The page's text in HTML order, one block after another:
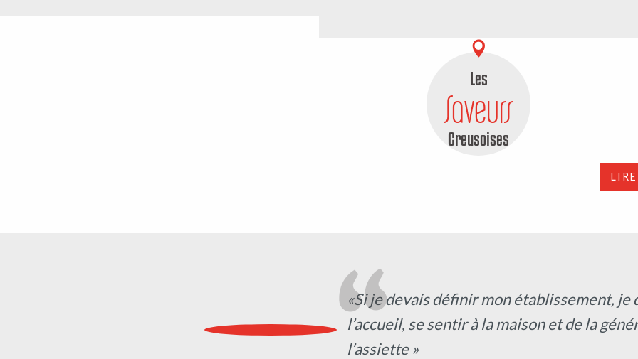
Les
Saveurs
Creusoises
«Si je devais définir mon établissement, je
l’accueil, se sentir à la maison et de la
l’assiette »